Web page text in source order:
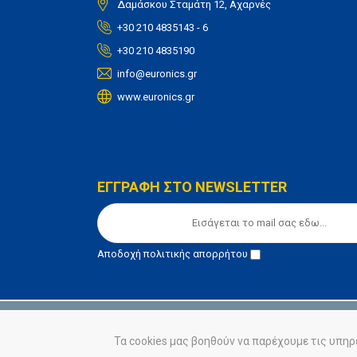
Δαμάσκου Σταμάτη 12, Αχαρνές
+30 210 4835143 - 6
+30 210 4835190
info@euronics.gr
www.euronics.gr
ΕΓΓΡΑΦΗ ΣΤΟ NEWSLETTER
Αποδοχήπολιτικής απορρήτου
Τα cookies μας βοηθούν να παρέχουμε τις